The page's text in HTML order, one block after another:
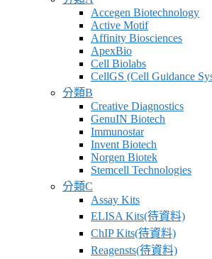
Accegen Biotechnology
Active Motif
Affinity Biosciences
ApexBio
Cell Biolabs
CellGS (Cell Guidance
分類B
Creative Diagnostics
GenuIN Biotech
Immunostar
Invent Biotech
Norgen Biotek
Stemcell Technologies
分類C
Assay Kits
ELISA Kits(待資料)
ChIP Kits(待資料)
Reagensts(待資料)